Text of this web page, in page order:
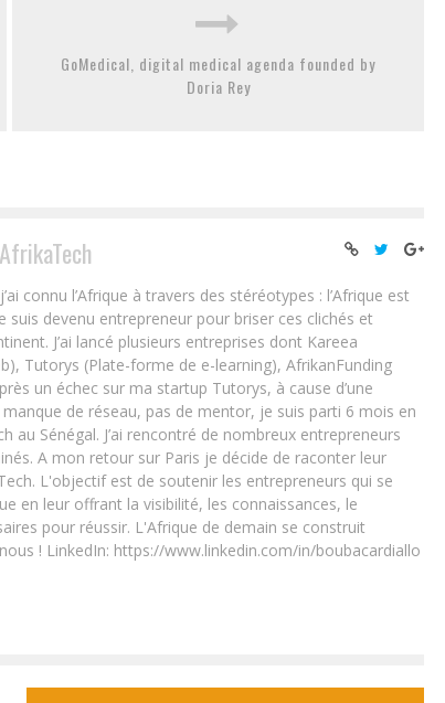
GoMedical, digital medical agenda founded by
Doria Rey
connu l’Afrique à travers des stéréotypes : l’Afrique est
suis devenu entrepreneur pour briser ces clichés et
J’ai lancé plusieurs entreprises dont Kareea
Tutorys (Plate-forme de e-learning), AfrikanFunding
un échec sur ma startup Tutorys, à cause d’une
de réseau, pas de mentor, je suis parti 6 mois en
au Sénégal. J’ai rencontré de nombreux entrepreneurs
A mon retour sur Paris je décide de raconter leur
L'objectif est de soutenir les entrepreneurs qui se
en leur offrant la visibilité, les connaissances, le
pour réussir. L'Afrique de demain se construit
! LinkedIn: https://www.linkedin.com/in/boubacardiallo